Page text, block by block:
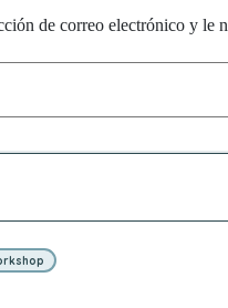
de correo electrónico y